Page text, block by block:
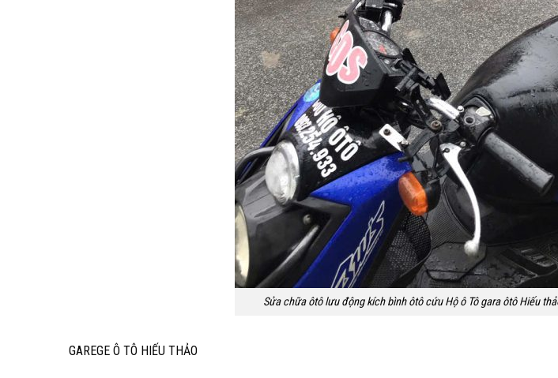
Sửa chữa ôtô lưu động kích bình ôtô cứu Hộ ô Tô gara ôtô Hiếu
GAREGE Ô TÔ HIẾU THẢO